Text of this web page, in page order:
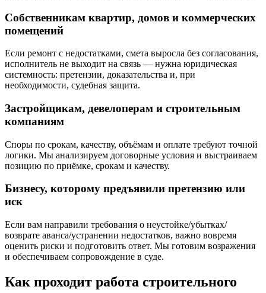
Собственникам квартир, домов и коммерческих
помещений
Если ремонт с недостатками, смета выросла без согласования,
исполнитель не выходит на связь — нужна юридическая
системность: претензии, доказательства и, при
необходимости, судебная защита.
Застройщикам, девелоперам и строительным
компаниям
Споры по срокам, качеству, объёмам и оплате требуют точной
логики. Мы анализируем договорные условия и выстраиваем
позицию по приёмке, срокам и качеству.
Бизнесу, которому предъявили претензию или
иск
Если вам направили требования о неустойке/убытках/
возврате аванса/устранении недостатков, важно вовремя
оценить риски и подготовить ответ. Мы готовим возражения
и обеспечиваем сопровождение в суде.
Как проходит работа строительного